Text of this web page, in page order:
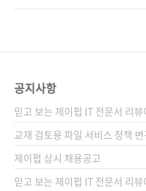
2020년 4월 6일페이지 364쪽시리
필요도 없겠죠? 돈을 사용하는 만큼 어
의 판가름은 제품의 우수성도 있겠지
에 투자한 비용의 차이도 클 겁니다.
어떤 상황? 비용이 넉넉하지 않은 이
우리에게 필요한 것은 꾸준한 시간과
자입니다. 하지만 아무런 계획 없이 무
공지사항
믿고 보는 제이펍 IT 전문서 리
교재 검토용 파일 서비스 정책
제이펍 상시 채용공고
믿고 보는 제이펍 IT 전문서 리